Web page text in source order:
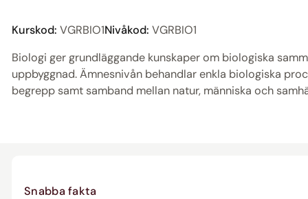
Kurskod: VGRBIO1Nivåkod: VGRBIO1
Biologi ger grundläggande kunskaper om biologiska
uppbyggnad. Ämnesnivån behandlar enkla biologiska
begrepp samt samband mellan natur, människa och
Snabba fakta